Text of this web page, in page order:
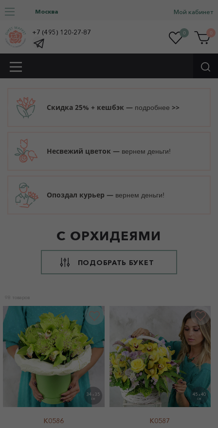
Москва Мой кабинет
+7 (495) 120-27-87 0 0
Скидка 25% + кешбэк — подробнее >>
Несвежий цветок — вернем деньги!
Опоздал курьер — вернем деньги!
С ОРХИДЕЯМИ
ПОДОБРАТЬ БУКЕТ
98 товаров
34 X35
СМ
K0586
45 X40
СМ
K0587